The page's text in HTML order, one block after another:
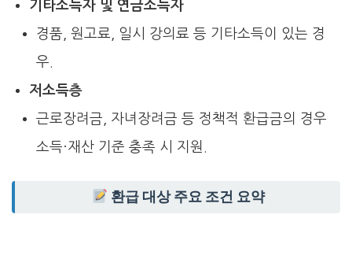
기타소득자 및 연금소득자
경품, 원고료, 일시 강의료 등 기타소득이 있는 경
우.
저소득층
근로장려금, 자녀장려금 등 정책적 환급금의 경우
소득·재산 기준 충족 시 지원.
환급 대상 주요 조건 요약